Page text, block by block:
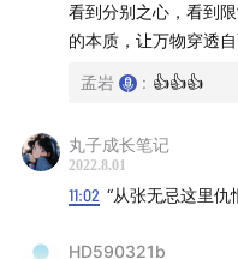
关于「无人知晓」
无人知晓是一档由孟岩
主题，就如同这个名字一
孟岩还打造了一款帮助
看到分别之心，看到
的本质，让万物穿透
孟岩 : 👍👍👍
丸子成长笔记
2022.8.01
11:02 “从张无忌这里仇
HD590321b